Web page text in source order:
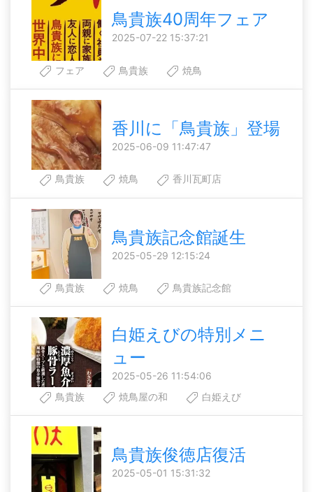
鳥貴族40周年フェア
2025-07-22 15:37:21
フェア 鳥貴族 焼鳥
香川に「鳥貴族」登場
2025-06-09 11:47:47
鳥貴族 焼鳥 香川瓦町店
鳥貴族記念館誕生
2025-05-29 12:15:24
鳥貴族 焼鳥 鳥貴族記念館
白姫えびの特別メニ
ュー
2025-05-26 11:54:06
鳥貴族
焼鳥屋の和 白姫えび
鳥貴族俊徳店復活
2025-05-01 15:31:32